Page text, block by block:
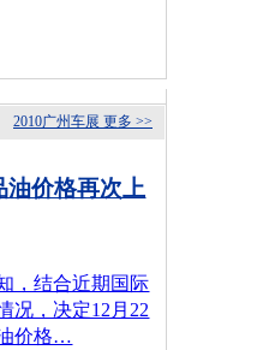
更多 >>
2010广州车展
油价格再次上
，结合近期国际
况，决定12月22
价格…